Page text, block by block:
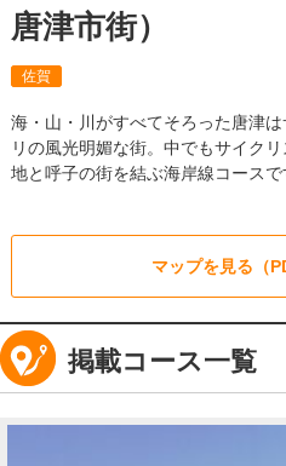
唐津市街）
佐賀
海・山・川がすべてそろった唐津
リの風光明媚な街。中でもサイク
地と呼子の街を結ぶ海岸線コースで
マップを見る（
掲載コース一覧